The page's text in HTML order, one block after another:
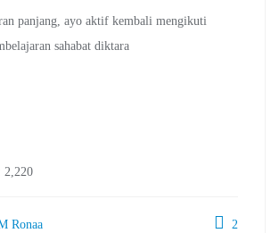
panjang, ayo aktif kembali mengikuti
sahabat diktara
2,220
Ronaa 2